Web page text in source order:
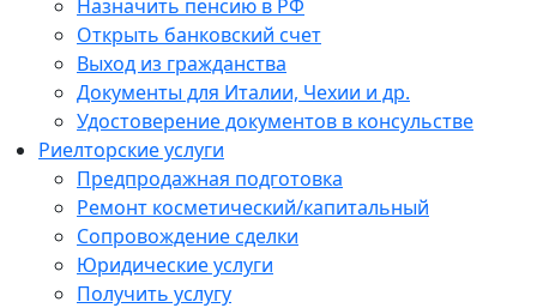
Назначить пенсию в РФ
Открыть банковский счет
Выход из гражданства
Документы для Италии, Чехии и др.
Удостоверение документов в консульстве
Риелторские услуги
Предпродажная подготовка
Ремонт косметический/капитальный
Сопровождение сделки
Юридические услуги
Получить услугу